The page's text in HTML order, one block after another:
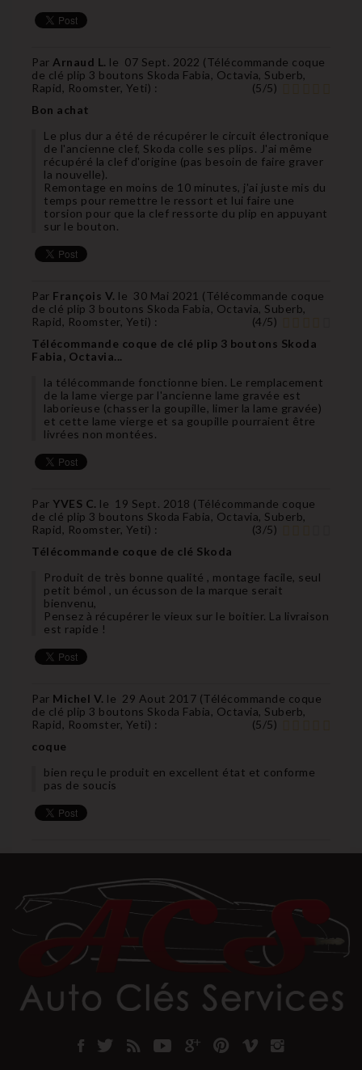
Par Arnaud L. le 07 Sept. 2022 (Télécommande coque
de clé plip 3 boutons Skoda Fabia, Octavia, Suberb,
Rapid, Roomster, Yeti) : (5/5)
Bon achat
Le plus dur a été de récupérer le circuit électronique
de l'ancienne clef, Skoda colle ses plips. J'ai même
récupéré la clef d'origine (pas besoin de faire graver
la nouvelle).
Remontage en moins de 10 minutes, j'ai juste mis du
temps pour remettre le ressort et lui faire une
torsion pour que la clef ressorte du plip en appuyant
sur le bouton.
Par François V. le 30 Mai 2021 (Télécommande coque
de clé plip 3 boutons Skoda Fabia, Octavia, Suberb,
Rapid, Roomster, Yeti) : (4/5)
Télécommande coque de clé plip 3 boutons Skoda
Fabia, Octavia...
la télécommande fonctionne bien. Le remplacement
de la lame vierge par l'ancienne lame gravée est
laborieuse (chasser la goupille, limer la lame gravée)
et cette lame vierge et sa goupille pourraient être
livrées non montées.
Par YVES C. le 19 Sept. 2018 (Télécommande coque
de clé plip 3 boutons Skoda Fabia, Octavia, Suberb,
Rapid, Roomster, Yeti) : (3/5)
Télécommande coque de clé Skoda
Produit de très bonne qualité , montage facile, seul
petit bémol , un écusson de la marque serait
bienvenu,
Pensez à récupérer le vieux sur le boitier. La livraison
est rapide !
Par Michel V. le 29 Aout 2017 (Télécommande coque
de clé plip 3 boutons Skoda Fabia, Octavia, Suberb,
Rapid, Roomster, Yeti) : (5/5)
coque
bien reçu le produit en excellent état et conforme
pas de soucis